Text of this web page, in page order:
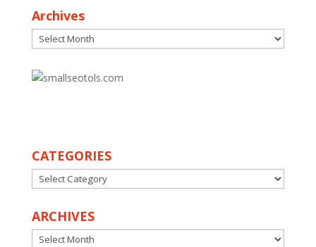
Archives
Archives
CATEGORIES
CATEGORIES
ARCHIVES
ARCHIVES